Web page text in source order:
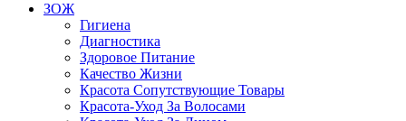
ЗОЖ
Гигиена
Диагностика
Здоровое Питание
Качество Жизни
Красота Сопутствующие Товары
Красота-Уход За Волосами